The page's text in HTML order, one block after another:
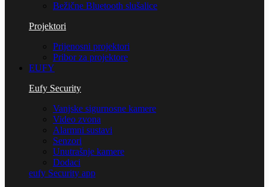
Bežične Bluetooth slušalice
Projektori
Prijenosni projektori
Pribor za projektore
EUFY
Eufy Security
Vanjske sigurnosne kamere
Video zvona
Alarmni sustavi
Senzori
Unutrašnje kamere
Dodaci
eufy Security app